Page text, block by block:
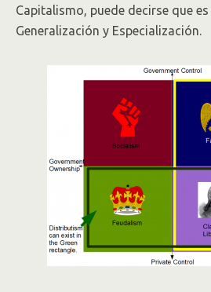
Capitalismo, puede decirse que
Generalización y Especialización.